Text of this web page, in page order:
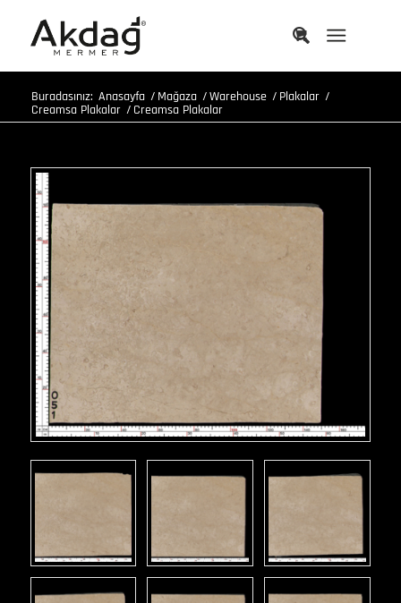
Buradasınız: Anasayfa / Mağaza /Warehouse / Plakalar /
Creamsa Plakalar / Creamsa Plakalar